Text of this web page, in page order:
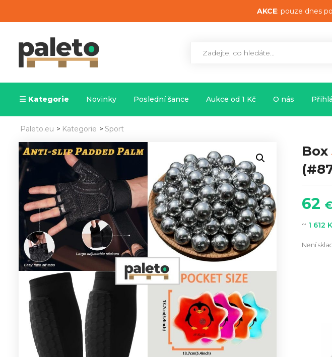
AKCE: pouze dnes
Kategorie Novinky Poslední šance Aukce od 1 Kč O nás
Paleto.eu > Kategorie > Sport
Box
62
~ 1 612
Není